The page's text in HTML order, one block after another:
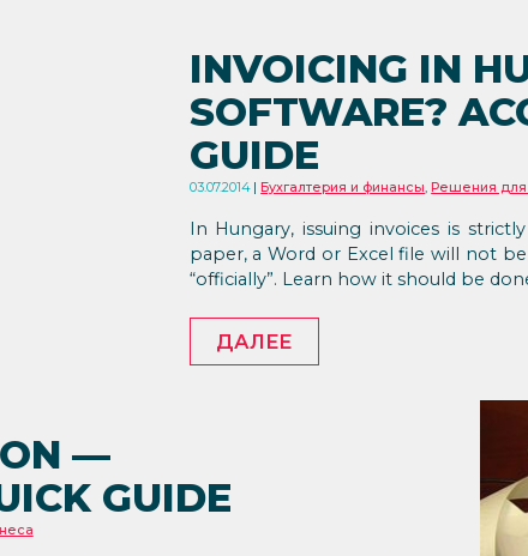
INVOICING IN
SOFTWARE?
GUIDE
03.07.2014 Бухгалтерия и финансы, Решения для
In Hungary, issuing invoices is
paper, a Word or Excel file will not
“officially”. Learn how it should be
ДАЛЕЕ
—
GUIDE